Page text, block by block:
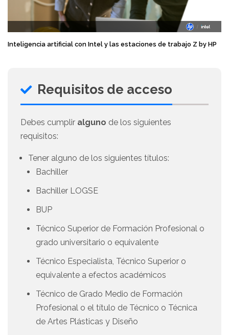
Inteligencia artificial con Intel y las estaciones de trabajo Z by HP
Requisitos de acceso
Debes cumplir alguno de los siguientes
requisitos:
Tener alguno de los siguientes títulos:
Bachiller
Bachiller LOGSE
BUP
Técnico Superior de Formación Profesional o
grado universitario o equivalente
Técnico Especialista, Técnico Superior o
equivalente a efectos académicos
Técnico de Grado Medio de Formación
Profesional o el título de Técnico o Técnica
de Artes Plásticas y Diseño